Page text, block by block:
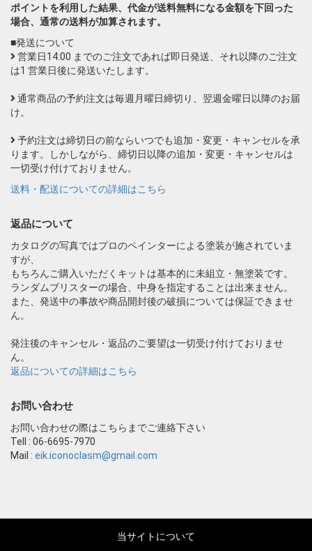
ポイントを利用した結果、代金が送料無料になる金額を下回った
場合、通常の送料が加算されます。
■発送について
営業日14:00 までのご注文であれば即日発送、それ以降のご注文
は1 営業日後に発送いたします。
通常商品の予約注文は毎週月曜日締切り、翌週金曜日以降のお届
け。
予約注文は締切日の前ならいつでも追加・変更・キャンセルを承
ります。しかしながら、締切日以降の追加・変更・キャンセルは
一切受け付けておりません。
送料・配送についての詳細はこちら
返品について
カタログの写真ではプロのペインターによる塗装が施されていま
すが、
もちろんご購入いただくキットは基本的に未組立・無塗装です。
ランダムブリスターの場合、中身を指定することは出来ません。
また、発送中の事故や商品開封後の破損については保証できませ
ん。
発注後のキャンセル・返品のご要望は一切受け付けておりませ
ん。
返品についての詳細はこちら
お問い合わせ
お問い合わせの際はこちらまでご連絡下さい
Tell : 06-6695-7970
Mail : eik.iconoclasm@gmail.com
当サイトについて